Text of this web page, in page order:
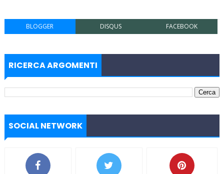
BLOGGER DISQUS FACEBOOK
RICERCA ARGOMENTI
SOCIAL NETWORK